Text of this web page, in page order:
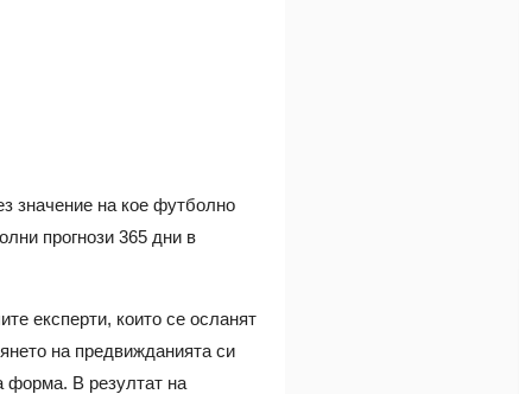
значение на кое футболно
прогнози 365 дни в
експерти, които се осланят
на предвижданията си
форма. В резултат на